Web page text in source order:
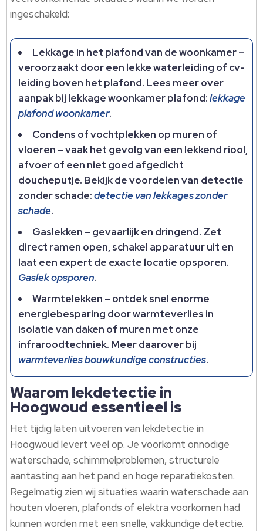
ingeschakeld:
Lekkage in het plafond van de woonkamer –
veroorzaakt door een lekke waterleiding of cv-
leiding boven het plafond.​ Lees meer over
aanpak bij lekkage woonkamer plafond:lekkage
plafond woonkamer.​
Condens of vochtplekken op muren of
vloeren – vaak het gevolg van een lekkend riool,
afvoer of een niet goed afgedicht
doucheputje.​ Bekijk de voordelen van detectie
zonder schade:detectie van lekkages zonder
schade.​
Gaslekken – gevaarlijk en dringend.​ Zet
direct ramen open, schakel apparatuur uit en
laat een expert de exacte locatie opsporen.​
Gaslek opsporen.​
Warmtelekken – ontdek snel enorme
energiebesparing door warmteverlies in
isolatie van daken of muren met onze
infraroodtechniek.​ Meer daarover bij
warmteverlies bouwkundige constructies.​
Waarom lekdetectie in
Hoogwoud essentieel is
Het tijdig laten uitvoeren van lekdetectie in
Hoogwoud levert veel op.​ Je voorkomt onnodige
waterschade, schimmelproblemen, structurele
aantasting aan het pand en hoge reparatiekosten.​
Regelmatig zien wij situaties waarin waterschade aan
houten vloeren, plafonds of elektra voorkomen had
kunnen worden met een snelle, vakkundige detectie.​